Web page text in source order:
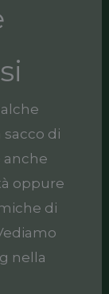
di
anche
oppure
di
nella